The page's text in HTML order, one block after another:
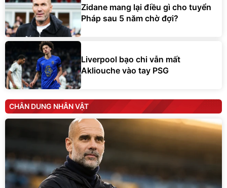
Zidane mang lại điều gì cho tuyển
Pháp sau 5 năm chờ đợi?
Liverpool bạo chi vẫn mất
Akliouche vào tay PSG
CHÂN DUNG NHÂN VẬT